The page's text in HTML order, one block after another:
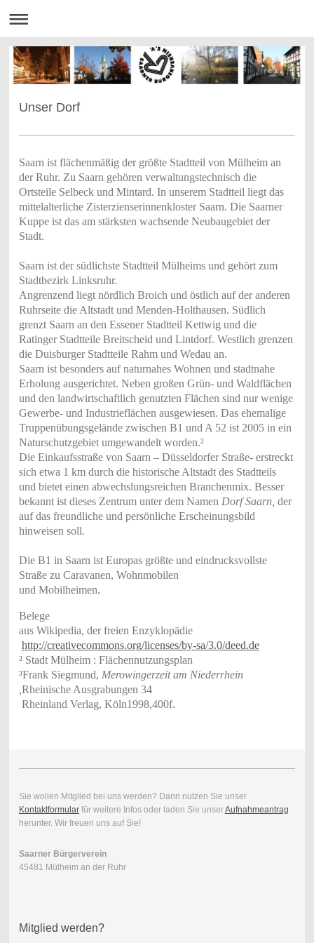
Unser Dorf
Saarn ist flächenmäßig der größte Stadtteil von Mülheim an
der Ruhr. Zu Saarn gehören verwaltungstechnisch die
Ortsteile Selbeck und Mintard. In unserem Stadtteil liegt das
mittelalterliche Zisterzienserinnenkloster Saarn. Die Saarner
Kuppe ist das am stärksten wachsende Neubaugebiet der
Stadt.
Saarn ist der südlichste Stadtteil Mülheims und gehört zum
Stadtbezirk Linksruhr.
Angrenzend liegt nördlich Broich und östlich auf der anderen
Ruhrseite die Altstadt und Menden-Holthausen. Südlich
grenzt Saarn an den Essener Stadtteil Kettwig und die
Ratinger Stadtteile Breitscheid und Lintdorf. Westlich grenzen
die Duisburger Stadtteile Rahm und Wedau an.
Saarn ist besonders auf naturnahes Wohnen und stadtnahe
Erholung ausgerichtet. Neben großen Grün- und Waldflächen
und den landwirtschaftlich genutzten Flächen sind nur wenige
Gewerbe- und Industrieflächen ausgewiesen. Das ehemalige
Truppenübungsgelände zwischen B1 und A 52 ist 2005 in ein
Naturschutzgebiet umgewandelt worden.²
Die Einkaufsstraße von Saarn – Düsseldorfer Straße- erstreckt
sich etwa 1 km durch die historische Altstadt des Stadtteils
und bietet einen abwechslungsreichen Branchenmix. Besser
bekannt ist dieses Zentrum unter dem Namen Dorf Saarn, der
auf das freundliche und persönliche Erscheinungsbild
hinweisen soll.
Die B1 in Saarn ist Europas größte und eindrucksvollste
Straße zu Caravanen, Wohnmobilen
und Mobilheimen.
Belege
aus Wikipedia, der freien Enzyklopädie
http://creativecommons.org/licenses/by-sa/3.0/deed.de
² Stadt Mülheim : Flächennutzungsplan
³Frank Siegmund, Merowingerzeit am Niederrhein
Rheinische Ausgrabungen 34
Rheinland Verlag, Köln1998,400f.
Sie wollen Mitglied bei uns werden? Dann nutzen Sie unser
Kontaktformularfür weitere Infos oder laden Sie unserAufnahmeantrag
herunter. Wir freuen uns auf Sie!
Saarner Bürgerverein
45481 Mülheim an der Ruhr
Mitglied werden?